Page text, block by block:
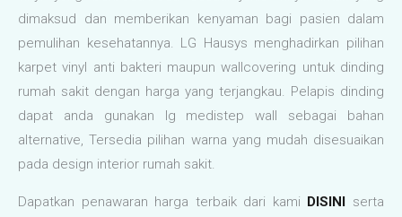
dimaksud dan memberikan kenyaman bagi pasien dalam
pemulihan kesehatannya. LG Hausys menghadirkan pilihan
karpet vinyl anti bakteri maupun wallcovering untuk dinding
rumah sakit dengan harga yang terjangkau. Pelapis dinding
dapat anda gunakan lg medistep wall sebagai bahan
alternative, Tersedia pilihan warna yang mudah disesuaikan
pada design interior rumah sakit.
Dapatkan penawaran harga terbaik dari kami DISINI
serta